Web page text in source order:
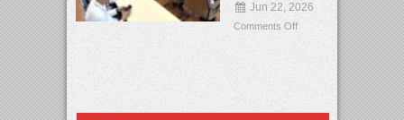
Jun 22, 2026
Comments Off